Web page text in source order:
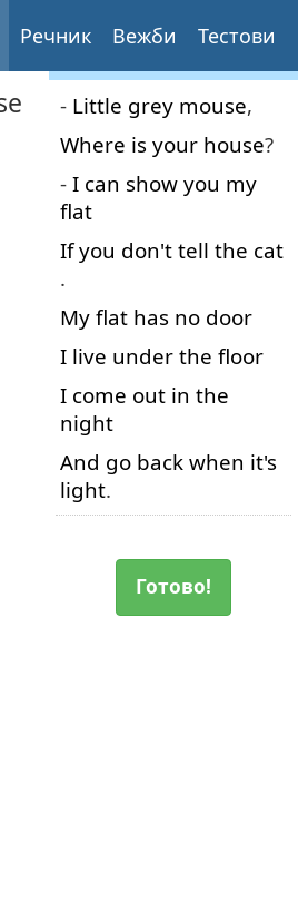
Речник Вежби Тестови
- Little grey mouse,
Where is your house?
- I can show you my
flat
If you don't tell the cat
.
My flat has no door
I live under the floor
I come out in the
night
And go back when it's
light.
Готово!